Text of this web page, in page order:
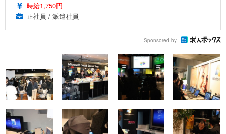
時給1,750円
正社員 / 派遣社員
Sponsored by